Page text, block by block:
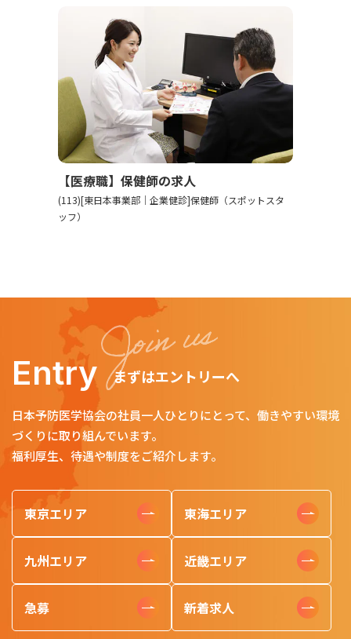
【医療職】保健師の求人
(113)[東日本事業部｜企業健診]保健師（スポットスタ
ッフ）
Entry まずはエントリーへ
日本予防医学協会の社員一人ひとりにとって、働きやすい環境
づくりに取り組んでいます。
福利厚生、待遇や制度をご紹介します。
東京エリア 東海エリア
九州エリア 近畿エリア
急募 新着求人